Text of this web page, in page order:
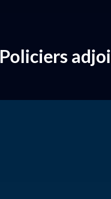
Policiers